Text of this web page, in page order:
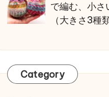
で編む、小さ
（大きさ3種類
Category